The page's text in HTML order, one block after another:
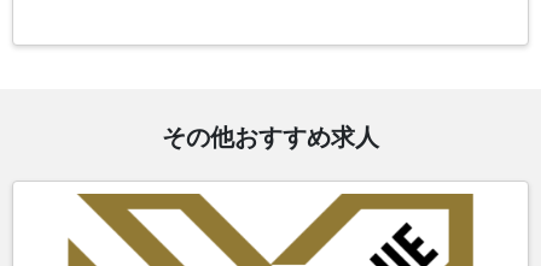
その他おすすめ求人